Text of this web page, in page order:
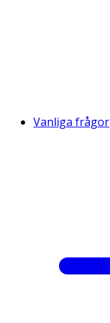
Vanliga frågor